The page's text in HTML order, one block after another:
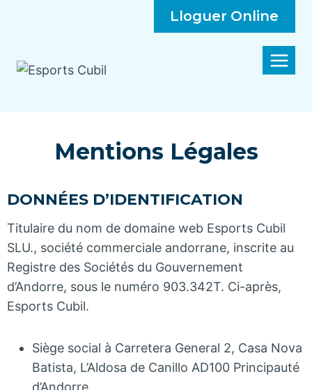
Lloguer Online
Mentions Légales
DONNÉES D’IDENTIFICATION
Titulaire du nom de domaine web Esports Cubil
SLU., société commerciale andorrane, inscrite au
Registre des Sociétés du Gouvernement
d’Andorre, sous le numéro 903.342T. Ci-après,
Esports Cubil.
Siège social à Carretera General 2, Casa Nova
Batista, L’Aldosa de Canillo AD100 Principauté
d’Andorre.